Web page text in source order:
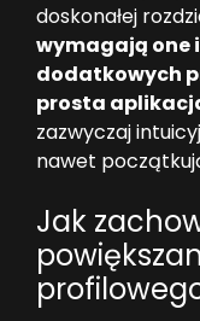
doskonałej
wymagają one
dodatkowych
prosta
zazwyczaj
nawet
Jak